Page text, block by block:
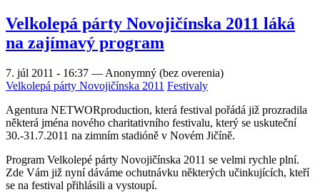
Velkolepá párty Novojičínska 2011 láká
na zajímavý program
7. júl 2011 - 16:37 — Anonymný (bez overenia)
Velkolepá párty Novojičínska 2011 Festivaly
Agentura NETWORproduction, která festival pořádá již prozradila
některá jména nového charitativního festivalu, který se uskuteční
30.-31.7.2011 na zimním stadióně v Novém Jičíně.
Program Velkolepé párty Novojičínska 2011 se velmi rychle plní.
Zde Vám již nyní dáváme ochutnávku některých učinkujících, kteří
se na festival přihlásili a vystoupí.